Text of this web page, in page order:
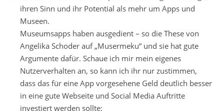
ihren Sinn und ihr Potential als mehr um Apps und
Museen.
Museumsapps haben ausgedient – so die These von
Angelika Schoder auf „Musermeku“ und sie hat gute
Argumente dafür. Schaue ich mir mein eigenes
Nutzerverhalten an, so kann ich ihr nur zustimmen,
dass das für eine App vorgesehene Geld deutlich besser
in eine gute Webseite und Social Media Auftritte
investiert werden sollte: